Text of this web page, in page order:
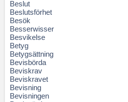
Beslut
Beslutsförhet
Besök
Besserwisser
Besvikelse
Betyg
Betygsättning
Bevisbörda
Beviskrav
Beviskravet
Bevisning
Bevisningen